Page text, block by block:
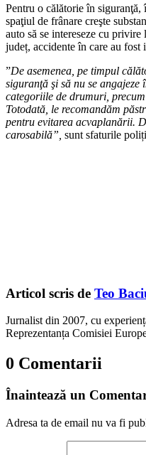
Pentru o călătorie în
spaţiul de frânare creşte
auto să se intereseze cu
județ, accidente în care au fost
”De asemenea, pe timpul
siguranţă şi să nu se
categoriile de drumuri,
Totodată, le recomandăm
pentru evitarea acvaplanării.
carosabilă”, sunt sfaturile
Articol scris de Teo
Jurnalist din 2007, cu
Reprezentanța Comisiei
0 Comentarii
Înaintează un
Adresa ta de email nu va fi